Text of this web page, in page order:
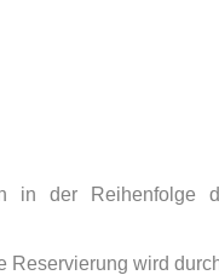
in der Reihenfolge
Reservierung wird